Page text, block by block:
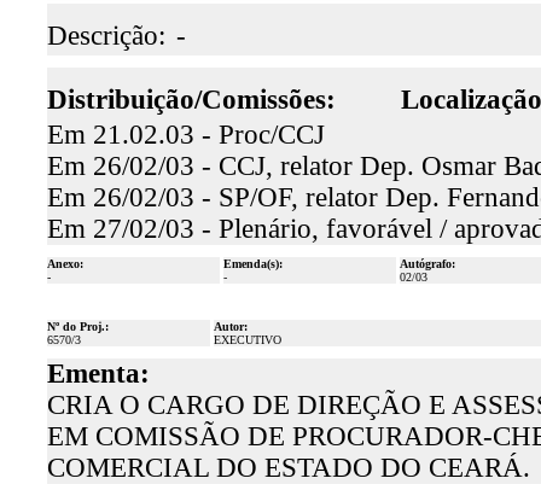
Descrição: -
Distribuição/Comissões:
Em 21.02.03 - Proc/CCJ
Em 26/02/03 - CCJ, relator Dep. Osmar
Em 26/02/03 - SP/OF, relator Dep.
Em 27/02/03 - Plenário, favorável /
Anexo:
-
Emenda(s):
-
Autógrafo:
02/03
Nº do Proj.:
6570/3
Autor:
EXECUTIVO
Ementa:
CRIA O CARGO DE DIREÇÃO E
EM COMISSÃO DE PROCURADOR-
COMERCIAL DO ESTADO DO CEARÁ.